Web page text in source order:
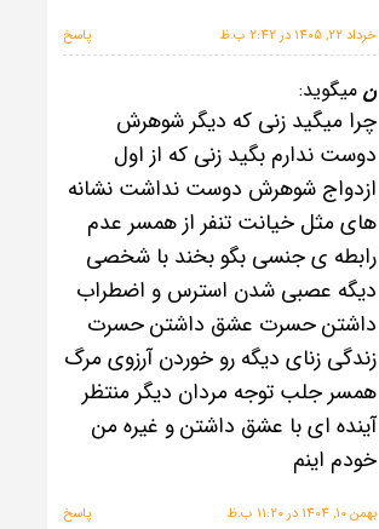
خرداد 22, 1405 در 2:42 ب.ظ پاسخ
ن میگوید:
چرا میگید زنی که دیگر شوهرش
دوست ندارم بگید زنی که از اول
ازدواج شوهرش دوست نداشت نشانه
های مثل خیانت تنفر از همسر عدم
رابطه ی جنسی بگو بخند با شخصی
دیگه عصبی شدن استرس و اضطراب
داشتن حسرت عشق داشتن حسرت
زندگی زنای دیگه رو خوردن آرزوی مرگ
همسر جلب توجه مردان دیگر منتظر
آینده ای با عشق داشتن و غیره من
خودم اینم
بهمن 10, 1404 در 11:20 ب.ظ پاسخ